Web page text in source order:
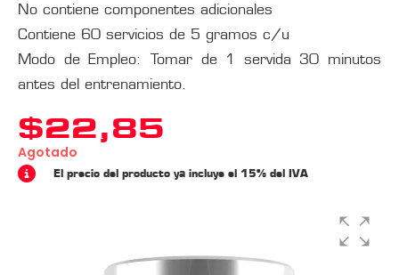
No contiene componentes adicionales
Contiene 60 servicios de 5 gramos c/u
Modo de Empleo: Tomar de 1 servida 30 minutos
antes del entrenamiento.
$22,85
Agotado
El precio del producto ya incluye el 15% del IVA